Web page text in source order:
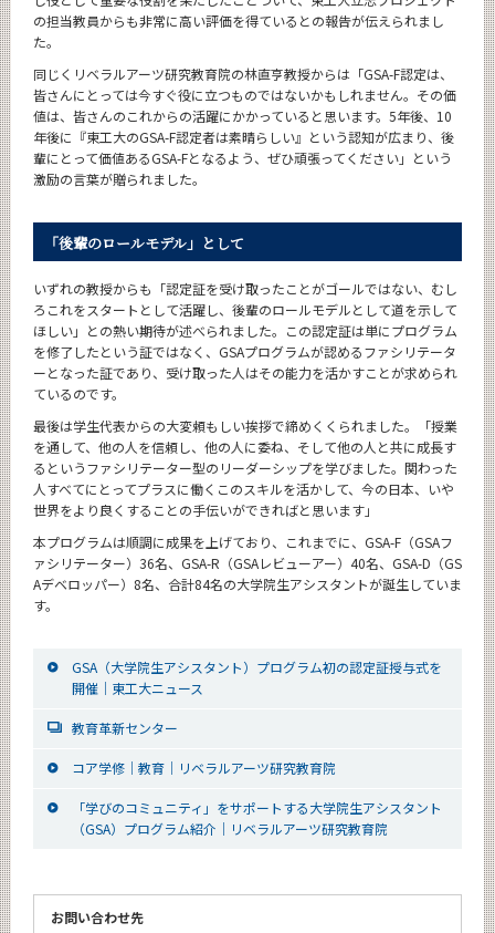
の担当教員からも非常に高い評価を得ているとの報告が伝えられまし
た。
同じくリベラルアーツ研究教育院の林直亨教授からは「GSA-F認定は、
皆さんにとっては今すぐ役に立つものではないかもしれません。その価
値は、皆さんのこれからの活躍にかかっていると思います。5年後、10
年後に『東工大のGSA-F認定者は素晴らしい』という認知が広まり、後
輩にとって価値あるGSA-Fとなるよう、ぜひ頑張ってください」という
激励の言葉が贈られました。
「後輩のロールモデル」として
いずれの教授からも「認定証を受け取ったことがゴールではない、むし
ろこれをスタートとして活躍し、後輩のロールモデルとして道を示して
ほしい」との熱い期待が述べられました。この認定証は単にプログラム
を修了したという証ではなく、GSAプログラムが認めるファシリテータ
ーとなった証であり、受け取った人はその能力を活かすことが求められ
ているのです。
最後は学生代表からの大変頼もしい挨拶で締めくくられました。「授業
を通して、他の人を信頼し、他の人に委ね、そして他の人と共に成長す
るというファシリテーター型のリーダーシップを学びました。関わった
人すべてにとってプラスに働くこのスキルを活かして、今の日本、いや
世界をより良くすることの手伝いができればと思います」
本プログラムは順調に成果を上げており、これまでに、GSA-F（GSAフ
ァシリテーター）36名、GSA-R（GSAレビューアー）40名、GSA-D（GS
Aデベロッパー）8名、合計84名の大学院生アシスタントが誕生していま
す。
GSA（大学院生アシスタント）プログラム初の認定証授与式を
開催｜東工大ニュース
教育革新センター
コア学修｜教育｜リベラルアーツ研究教育院
「学びのコミュニティ」をサポートする大学院生アシスタント
（GSA）プログラム紹介｜リベラルアーツ研究教育院
お問い合わせ先